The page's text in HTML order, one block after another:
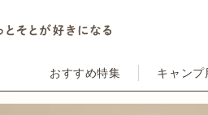
おすすめ特集 キャンプ